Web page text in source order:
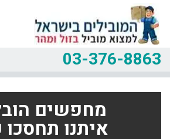
03-376-8863
מחפשים
איתנו